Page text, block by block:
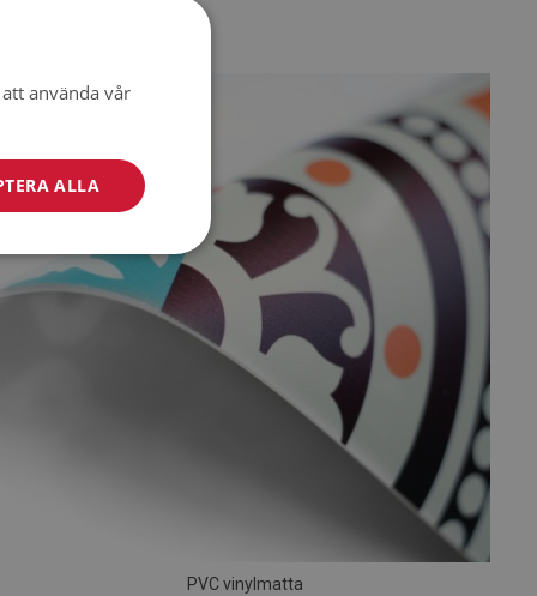
PVC vinylmatta
använda vår
ALLA